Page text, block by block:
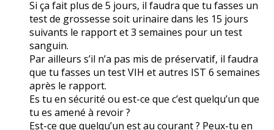
Si ça fait plus de 5 jours, il faudra que tu fasses un
test de grossesse soit urinaire dans les 15 jours
suivants le rapport et 3 semaines pour un test
sanguin.
Par ailleurs s’il n’a pas mis de préservatif, il faudra
que tu fasses un test VIH et autres IST 6 semaines
après le rapport.
Es tu en sécurité ou est-ce que c’est quelqu’un que
tu es amené à revoir ?
Est-ce que quelqu’un est au courant ? Peux-tu en